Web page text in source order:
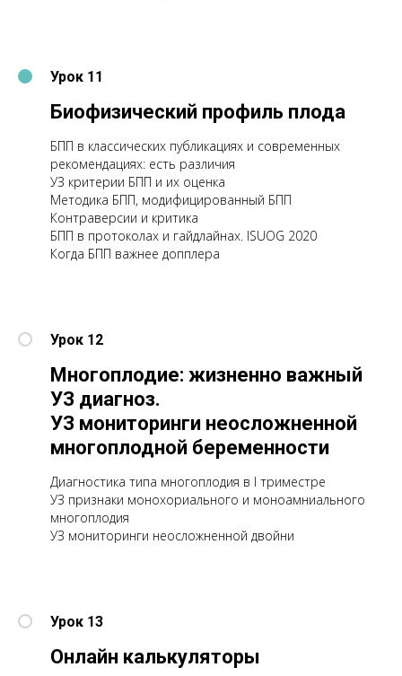
Урок 11
Биофизический профиль плода
БПП в классических публикациях и современных
рекомендациях: есть различия
УЗ критерии БПП и их оценка
Методика БПП, модифицированный БПП
Контраверсии и критика
БПП в протоколах и гайдлайнах. ISUOG 2020
Когда БПП важнее допплера
Урок 12
Многоплодие: жизненно важный
УЗ диагноз.
УЗ мониторинги неосложненной
многоплодной беременности
Диагностика типа многоплодия в I триместре
УЗ признаки монохориального и моноамниального
многоплодия
УЗ мониторинги неосложненной двойни
Урок 13
Онлайн калькуляторы